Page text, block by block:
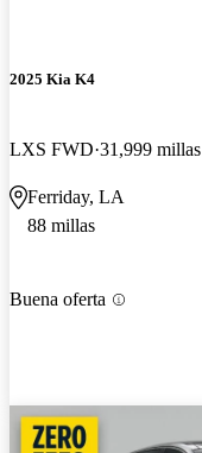
2025 Kia K4
LXS FWD 31,999 millas
Ferriday, LA
88 millas
Buena oferta